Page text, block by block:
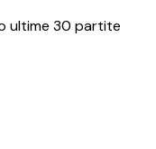
ultime 30 partite